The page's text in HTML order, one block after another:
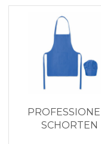
SCHORTEN